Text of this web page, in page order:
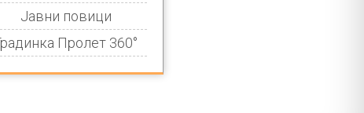
Јавни повици
Пролет 360°